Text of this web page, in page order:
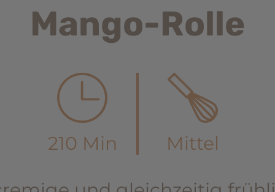
Mango-Rolle
210 Min Mittel